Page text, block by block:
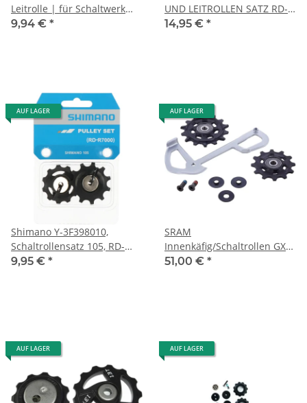
Leitrolle | für Schaltwerk
RD5800SS/M7000/M675/663
9,94 € *
UND LEITROLLEN SATZ RD-
M773
14,95 € *
AUF LAGER
Shimano Y-3F398010,
Schaltrollensatz 105, RD-
R7000
9,95 € *
AUF LAGER
SRAM
Innenkäfig/Schaltrollen GX
Eagle
51,00 € *
AUF LAGER AUF LAGER